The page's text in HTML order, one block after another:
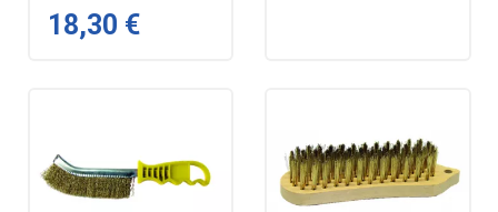
18,30 €